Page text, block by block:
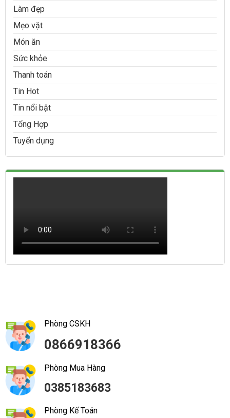
Làm đẹp
Mẹo vặt
Món ăn
Sức khỏe
Thanh toán
Tin Hot
Tin nổi bật
Tổng Hợp
Tuyển dụng
Phòng CSKH
0866918366
Phòng Mua Hàng
0385183683
Phòng Kế Toán